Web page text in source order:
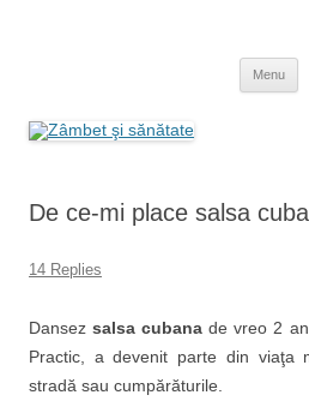
Menu
De ce-mi place salsa
14 Replies
Dansezsalsa cubana de vreo 2
Practic, a devenit parte din viaţa
stradă sau cumpărăturile.